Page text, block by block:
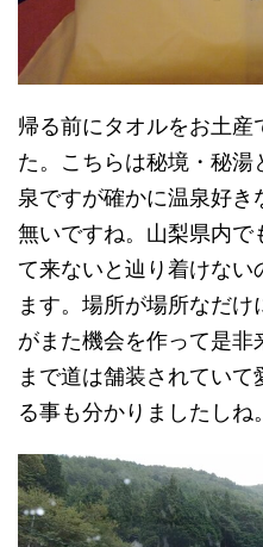
帰る前にタオルをお土産
た。こちらは秘境・秘湯
泉ですが確かに温泉好
無いですね。山梨県内で
て来ないと辿り着けな
ます。場所が場所なだ
がまた機会を作って是非
まで道は舗装されてい
る事も分かりましたしね。